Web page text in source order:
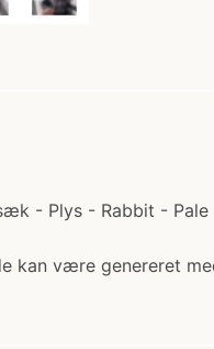
- Plys - Rabbit -
kan være genereret